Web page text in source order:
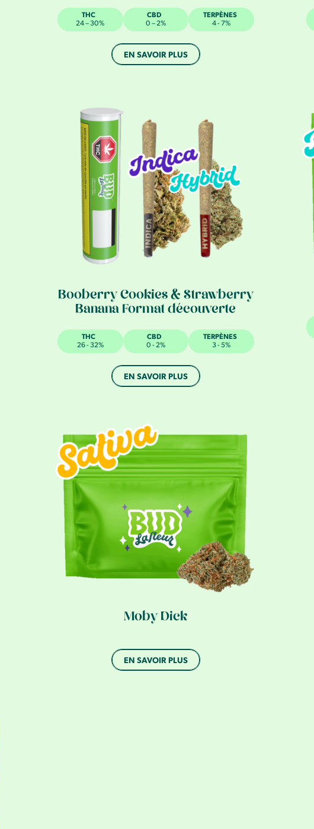
THC
24 – 30%
CBD
0 – 2%
TERPÈNES
4 - 7%
EN SAVOIR PLUS
Booberry Cookies & Strawberry
Banana Format découverte
THC
26 - 32%
CBD
0 - 2%
TERPÈNES
3 - 5%
EN SAVOIR PLUS
Moby Dick
EN SAVOIR PLUS